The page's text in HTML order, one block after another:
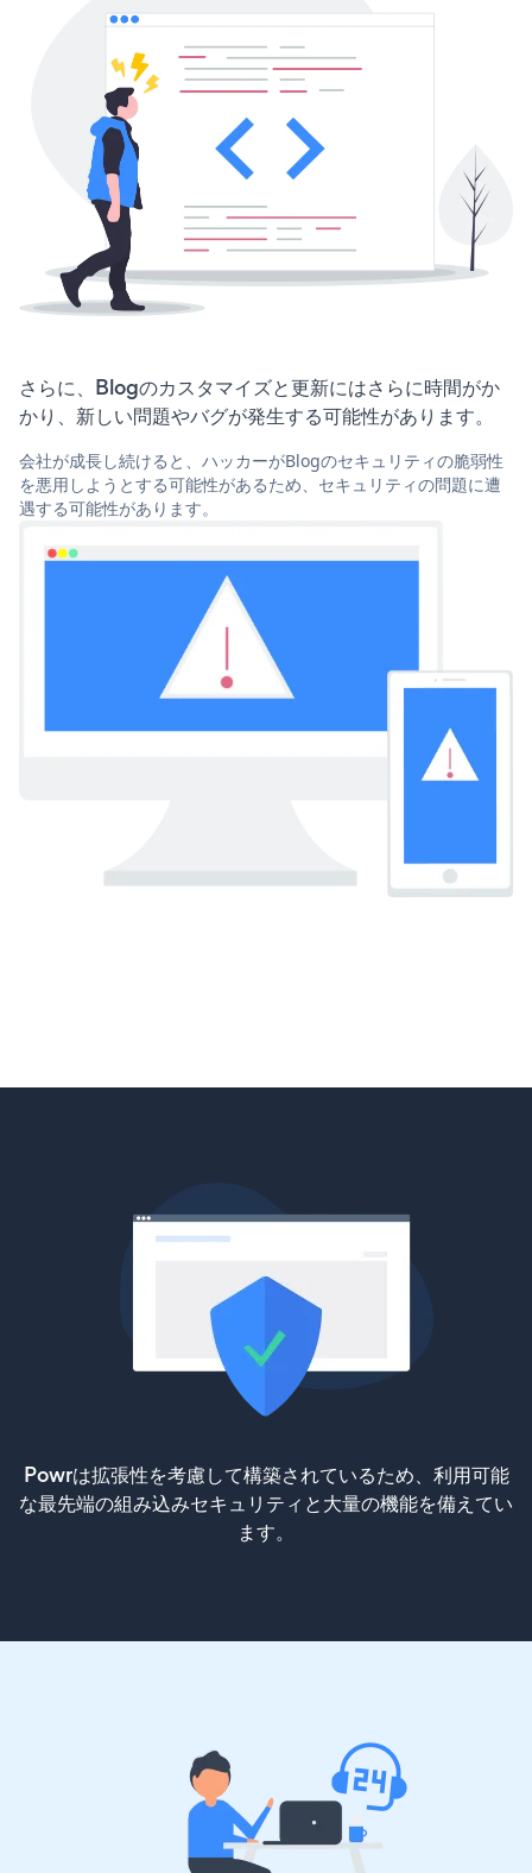
さらに、Blogのカスタマイズと更新にはさらに時間がか
かり、新しい問題やバグが発生する可能性があります。
会社が成長し続けると、ハッカーがBlogのセキュリティの脆弱性
を悪用しようとする可能性があるため、セキュリティの問題に遭
遇する可能性があります。
Powrは拡張性を考慮して構築されているため、利用可能
な最先端の組み込みセキュリティと大量の機能を備えてい
ます。